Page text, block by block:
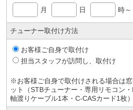
月 日 時～
チューナー取付け方法
お客様ご自身で取付け
担当スタッフが訪問し、取付け
※お客様ご自身で取付けされる場合は
ット（STBチューナー・専用リモコン
軸渡りケーブル1本・C-CASカード1枚